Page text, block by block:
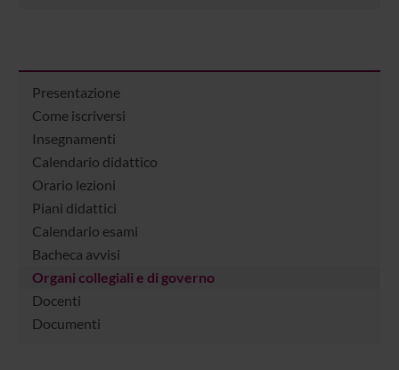
Presentazione
Come iscriversi
Insegnamenti
Calendario didattico
Orario lezioni
Piani didattici
Calendario esami
Bacheca avvisi
Organi collegiali e di governo
Docenti
Documenti